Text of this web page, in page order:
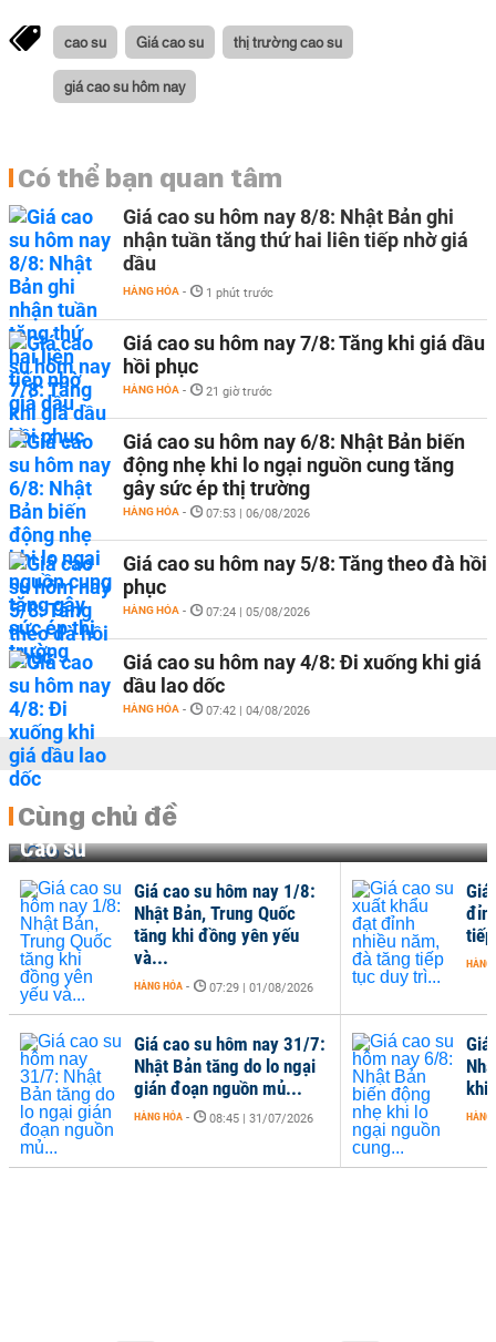
cao su Giá cao su thị trường cao su
giá cao su hôm nay
Có thể bạn quan tâm
Giá cao su hôm nay 8/8: Nhật Bản ghi
nhận tuần tăng thứ hai liên tiếp nhờ giá
dầu
HÀNG HÓA - 1 phút trước
Giá cao su hôm nay 7/8: Tăng khi giá dầu
hồi phục
HÀNG HÓA - 21 giờ trước
Giá cao su hôm nay 6/8: Nhật Bản biến
động nhẹ khi lo ngại nguồn cung tăng
gây sức ép thị trường
HÀNG HÓA - 07:53 | 06/08/2026
Giá cao su hôm nay 5/8: Tăng theo đà hồi
phục
HÀNG HÓA - 07:24 | 05/08/2026
Giá cao su hôm nay 4/8: Đi xuống khi giá
dầu lao dốc
HÀNG HÓA - 07:42 | 04/08/2026
Cùng chủ đề
Cao su
khi
HÀNG
Giá cao su hôm nay 1/8:
Nhật Bản, Trung Quốc
tăng khi đồng yên yếu
và...
HÀNG HÓA - 07:29 | 01/08/2026
Giá cao su hôm nay 31/7:
Nhật Bản tăng do lo ngại
gián đoạn nguồn mủ...
HÀNG HÓA - 08:45 | 31/07/2026
Giá
HÀNG